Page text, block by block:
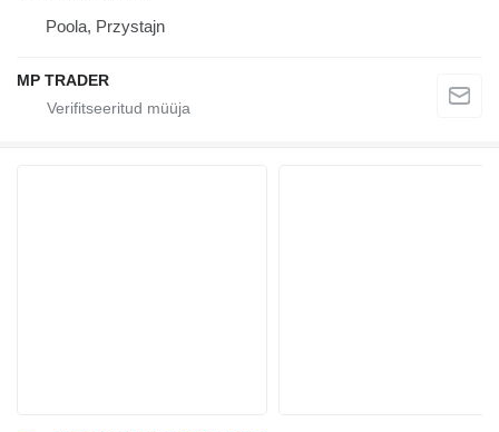
Poola, Przystajn
MP TRADER